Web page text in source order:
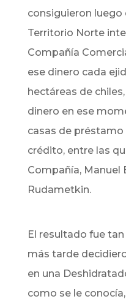
consiguieron luego
Territorio Norte
Compañía
ese dinero cada
hectáreas de
dinero en ese
casas de préstamo
crédito, entre las
Compañía, Manuel
Rudametkin.
El resultado fue
más tarde
en una
como se le